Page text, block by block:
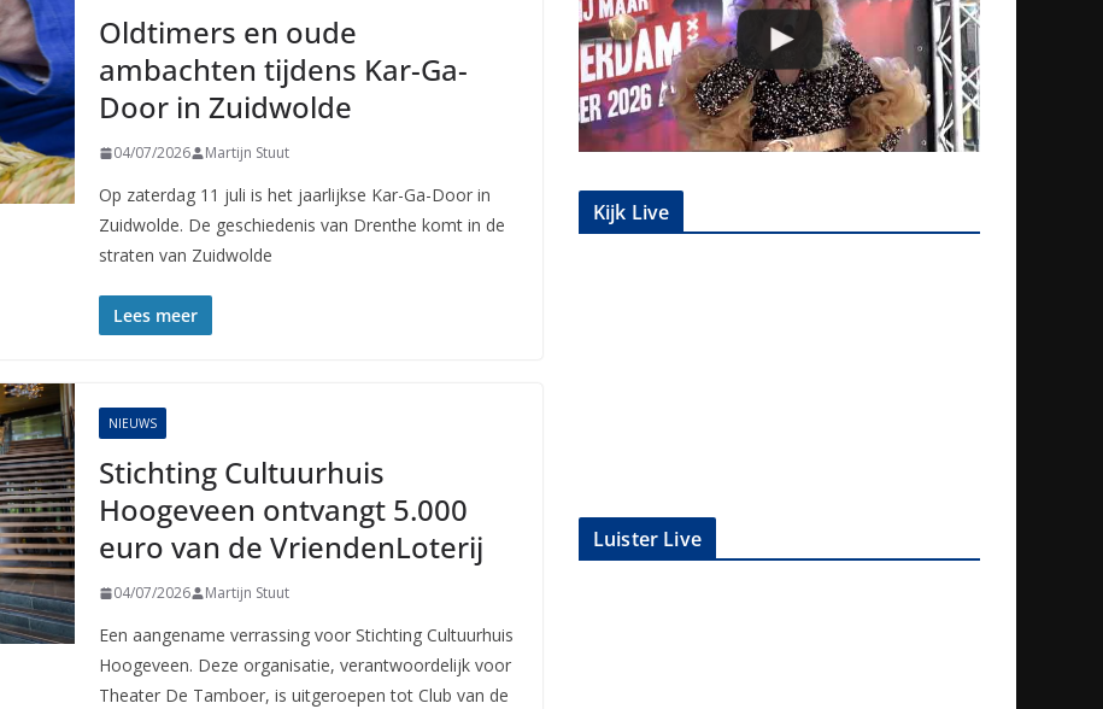
Oldtimers en oude
ambachten tijdens Kar-Ga-
Door in Zuidwolde
04/07/2026 Martijn Stuut
Op zaterdag 11 juli is het jaarlijkse Kar-Ga-Door in
Zuidwolde. De geschiedenis van Drenthe komt in de
straten van Zuidwolde
Lees meer
NIEUWS
Stichting Cultuurhuis
Hoogeveen ontvangt 5.000
euro van de VriendenLoterij
04/07/2026 Martijn Stuut
Een aangename verrassing voor Stichting Cultuurhuis
Hoogeveen. Deze organisatie, verantwoordelijk voor
Theater De Tamboer, is uitgeroepen tot Club van de
Kijk Live
Luister Live